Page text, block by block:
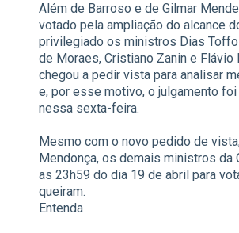
Além de Barroso e de Gilmar
votado pela ampliação do alcance
privilegiado os ministros Dias
de Moraes, Cristiano Zanin e Flávio
chegou a pedir vista para analisar
e, por esse motivo, o julgamento
nessa sexta-feira.
Mesmo com o novo pedido de
Mendonça, os demais ministros da
as 23h59 do dia 19 de abril para
queiram.
Entenda